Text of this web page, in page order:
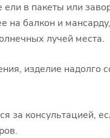
в пакеты или
на балкон и
лучей места.
изделие надолго
за консультацией,